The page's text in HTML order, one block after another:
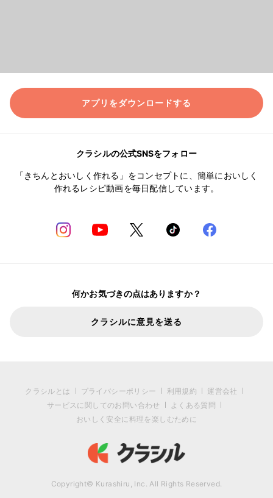
アプリをダウンロードする
クラシルの公式SNSをフォロー
「きちんとおいしく作れる」をコンセプトに、簡単においしく
作れるレシピ動画を毎日配信しています。
何かお気づきの点はありますか？
クラシルに意見を送る
クラシルとは プライバシーポリシー 利用規約
運営会社
サービスに関してのお問い合わせ
よくある質問
おいしく安全に料理を楽しむために
Copyright© Kurashiru, Inc. All Rights Reserved.